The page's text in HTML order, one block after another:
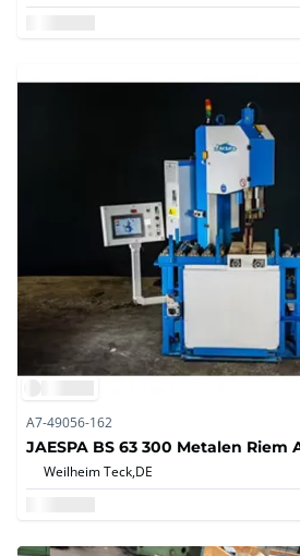
A7-49056-162
JAESPA BS 63 300 Metalen
Weilheim Teck,DE